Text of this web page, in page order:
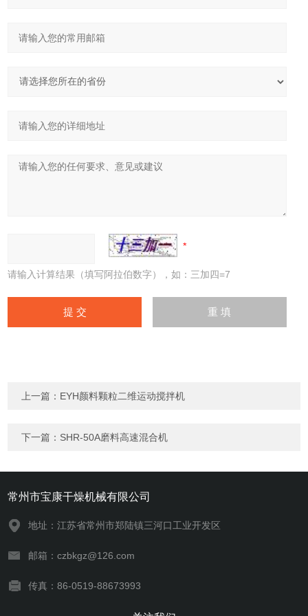
请输入计算结果（填写阿拉伯数字），如：三加四=7
上一篇： EYH颜料颗粒二维运动搅拌机
下一篇： SHR-50A磨料高速混合机
常州市宝康干燥机械有限公司
地址：江苏省常州市郑陆镇三河口工业开发区
邮箱：czbkgz@126.com
传真：86-0519-88673993